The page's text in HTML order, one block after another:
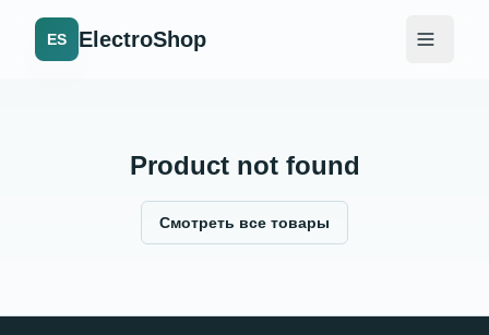
ES ElectroShop
Product not found
Смотреть все товары